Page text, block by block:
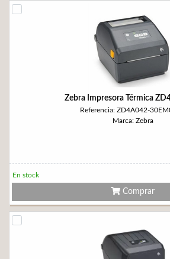
Zebra Impresora Térmica
Referencia: ZD4A042-
Marca: Zebra
En stock
Comprar